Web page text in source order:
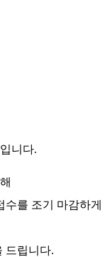
니다.
를 조기 마감하게
드립니다.